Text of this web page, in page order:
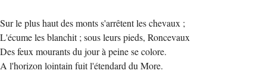
Sur le plus haut des monts s'arrêtent les chevaux ;
L'écume les blanchit ; sous leurs pieds, Roncevaux
Des feux mourants du jour à peine se colore.
A l'horizon lointain fuit l'étendard du More.